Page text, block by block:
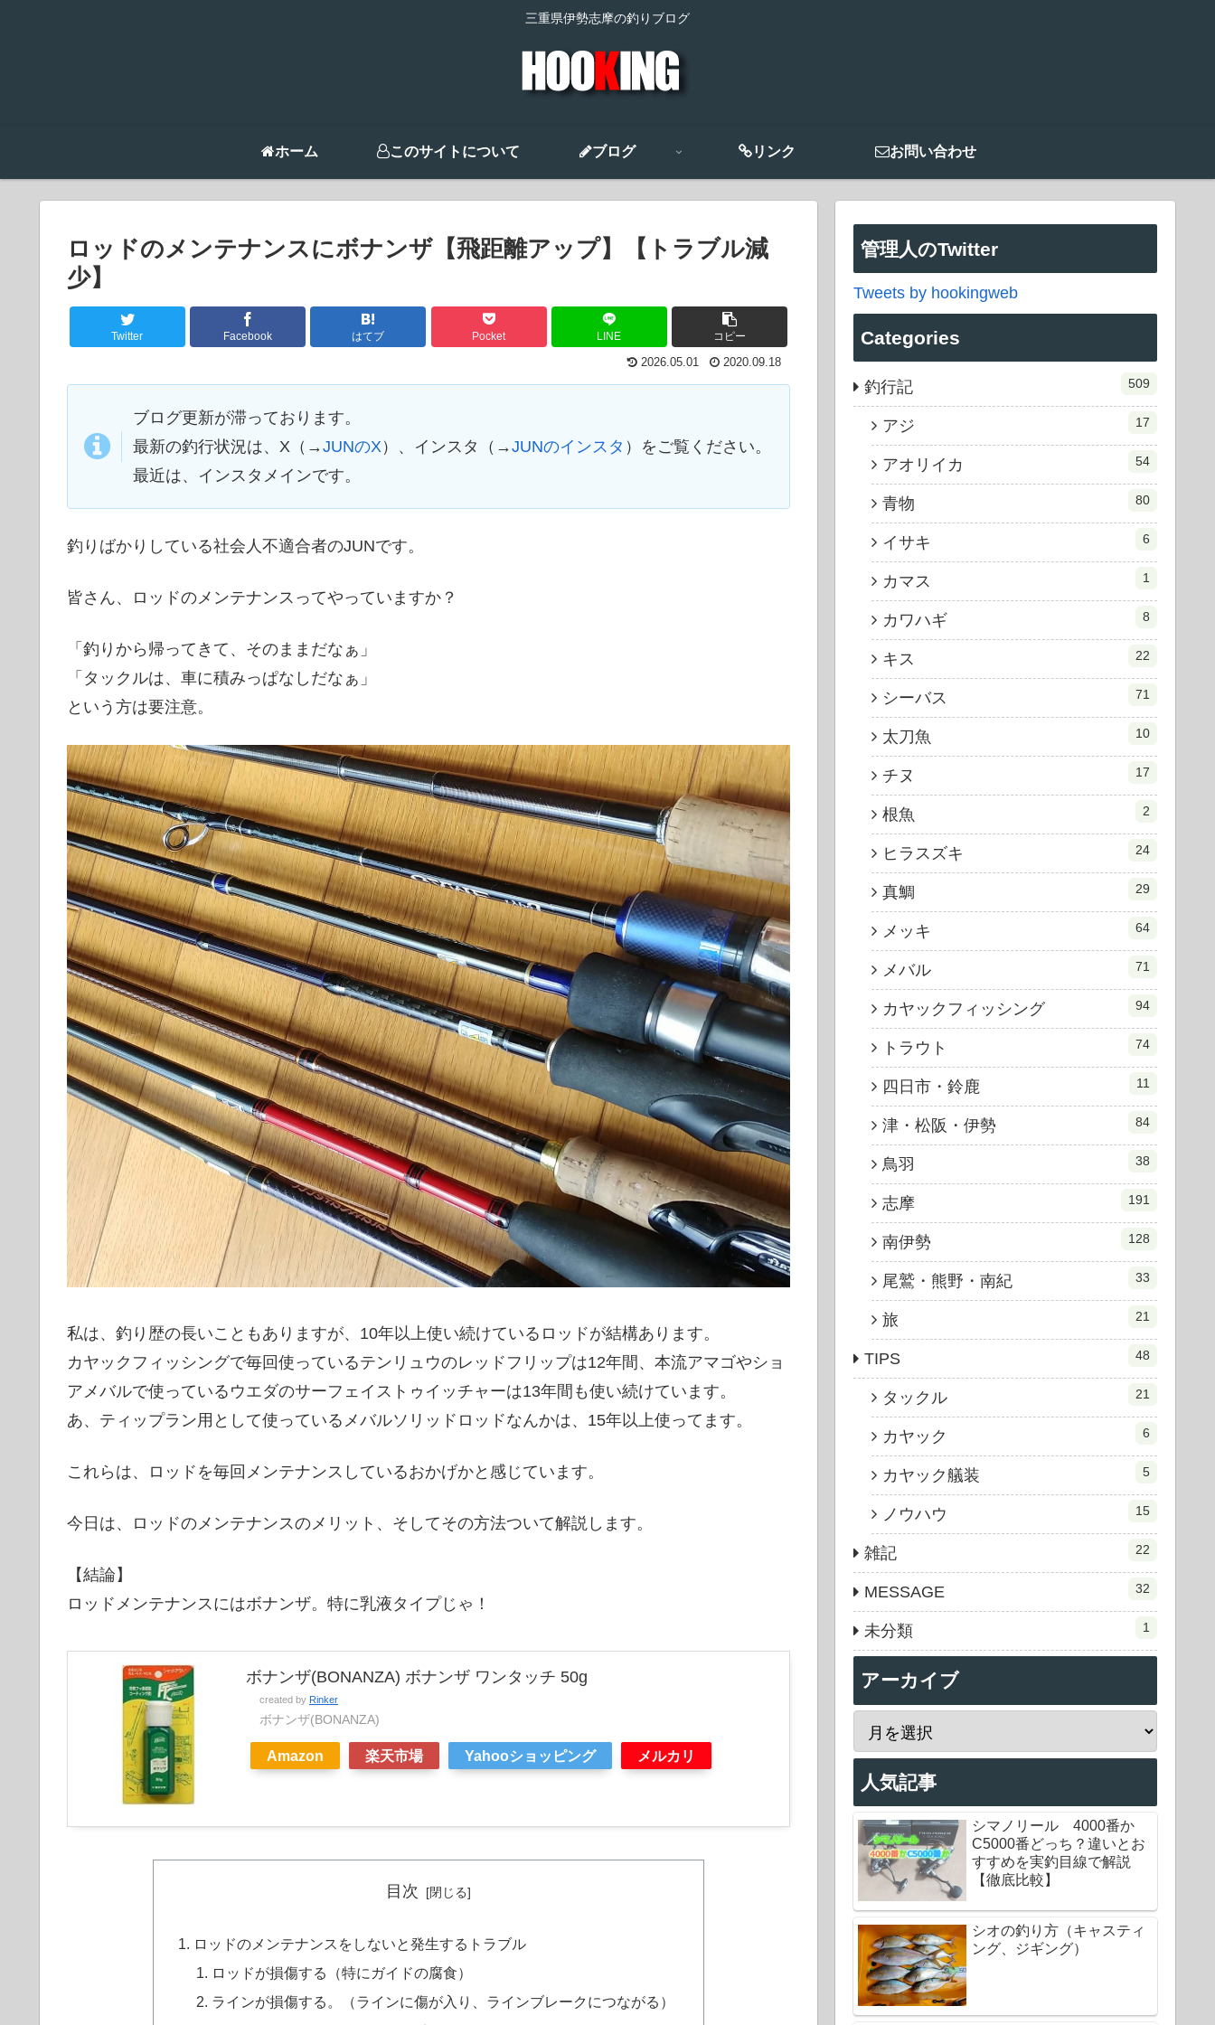
三重県伊勢志摩の釣りブログ
ホーム このサイトについて ブログ リンク お問い合わせ
ロッドのメンテナンスにボナンザ【飛距離アップ】【トラブル減
少】
Twitter Facebook はてブ Pocket LINE コピー
2026.05.01 2020.09.18
ブログ更新が滞っております。
最新の釣行状況は、X（→JUNのX ）、インスタ（→JUNのインスタ ）をご覧ください。
最近は、インスタメインです。
釣りばかりしている社会人不適合者のJUNです。
皆さん、ロッドのメンテナンスってやっていますか？
「釣りから帰ってきて、そのままだなぁ」
「タックルは、車に積みっぱなしだなぁ」
という方は要注意。
私は、釣り歴の長いこともありますが、10年以上使い続けているロッドが結構あります。
カヤックフィッシングで毎回使っているテンリュウのレッドフリップは12年間、本流アマゴやショ
アメバルで使っているウエダのサーフェイストゥイッチャーは13年間も使い続けています。
あ、ティップラン用として使っているメバルソリッドロッドなんかは、15年以上使ってます。
これらは、ロッドを毎回メンテナンスしているおかげかと感じています。
今日は、ロッドのメンテナンスのメリット、そしてその方法ついて解説します。
【結論】
ロッドメンテナンスにはボナンザ。特に乳液タイプじゃ！
ボナンザ(BONANZA) ボナンザ ワンタッチ 50g
created by Rinker
ボナンザ(BONANZA)
Amazon 楽天市場 Yahooショッピング メルカリ
目次
ロッドのメンテナンスをしないと発生するトラブル
ロッドが損傷する（特にガイドの腐食）
ラインが損傷する。（ラインに傷が入り、ラインブレークにつながる）
管理人のTwitter
Tweets by hookingweb
Categories
釣行記 509
アジ 17
アオリイカ 54
青物 80
イサキ 6
カマス 1
カワハギ 8
キス 22
シーバス 71
太刀魚 10
チヌ 17
根魚 2
ヒラスズキ 24
真鯛 29
メッキ 64
メバル 71
カヤックフィッシング 94
トラウト 74
四日市・鈴鹿 11
津・松阪・伊勢 84
鳥羽 38
志摩 191
南伊勢 128
尾鷲・熊野・南紀 33
旅 21
TIPS 48
タックル 21
カヤック 6
カヤック艤装 5
ノウハウ 15
雑記 22
MESSAGE 32
未分類 1
アーカイブ
人気記事
シマノリール 4000番か
C5000番どっち？違いとお
すすめを実釣目線で解説
【徹底比較】
シオの釣り方（キャスティ
ング、ジギング）